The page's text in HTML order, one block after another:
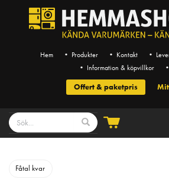
Hem • Produkter • Kontakt
•
• Information & köpvillkor
Offert & paketpris
Fåtal kvar